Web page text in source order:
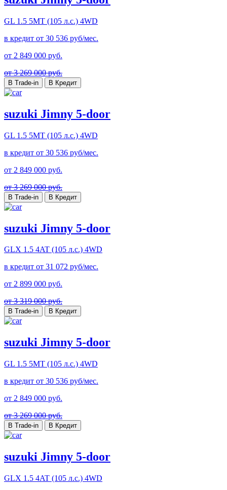
GL 1.5 5MT (105 л.с.) 4WD
в кредит от 30 536 руб/мес.
от 2 849 000 руб.
от 3 269 000 руб.
В Trade-in В Кредит
suzuki Jimny 5-door
GL 1.5 5MT (105 л.с.) 4WD
в кредит от 30 536 руб/мес.
от 2 849 000 руб.
от 3 269 000 руб.
В Trade-in В Кредит
suzuki Jimny 5-door
GLX 1.5 4AT (105 л.с.) 4WD
в кредит от 31 072 руб/мес.
от 2 899 000 руб.
от 3 319 000 руб.
В Trade-in В Кредит
suzuki Jimny 5-door
GL 1.5 5MT (105 л.с.) 4WD
в кредит от 30 536 руб/мес.
от 2 849 000 руб.
от 3 269 000 руб.
В Trade-in В Кредит
suzuki Jimny 5-door
GLX 1.5 4AT (105 л.с.) 4WD